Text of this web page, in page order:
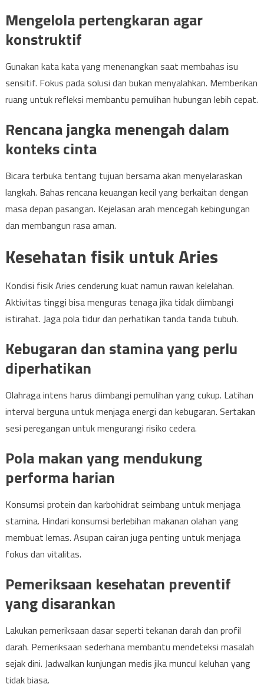
Mengelola pertengkaran agar
konstruktif
Gunakan kata kata yang menenangkan saat membahas isu
sensitif. Fokus pada solusi dan bukan menyalahkan. Memberikan
ruang untuk refleksi membantu pemulihan hubungan lebih cepat.
Rencana jangka menengah dalam
konteks cinta
Bicara terbuka tentang tujuan bersama akan menyelaraskan
langkah. Bahas rencana keuangan kecil yang berkaitan dengan
masa depan pasangan. Kejelasan arah mencegah kebingungan
dan membangun rasa aman.
Kesehatan fisik untuk Aries
Kondisi fisik Aries cenderung kuat namun rawan kelelahan.
Aktivitas tinggi bisa menguras tenaga jika tidak diimbangi
istirahat. Jaga pola tidur dan perhatikan tanda tanda tubuh.
Kebugaran dan stamina yang perlu
diperhatikan
Olahraga intens harus diimbangi pemulihan yang cukup. Latihan
interval berguna untuk menjaga energi dan kebugaran. Sertakan
sesi peregangan untuk mengurangi risiko cedera.
Pola makan yang mendukung
performa harian
Konsumsi protein dan karbohidrat seimbang untuk menjaga
stamina. Hindari konsumsi berlebihan makanan olahan yang
membuat lemas. Asupan cairan juga penting untuk menjaga
fokus dan vitalitas.
Pemeriksaan kesehatan preventif
yang disarankan
Lakukan pemeriksaan dasar seperti tekanan darah dan profil
darah. Pemeriksaan sederhana membantu mendeteksi masalah
sejak dini. Jadwalkan kunjungan medis jika muncul keluhan yang
tidak biasa.